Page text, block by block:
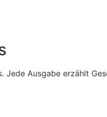
Ausgabe erzählt